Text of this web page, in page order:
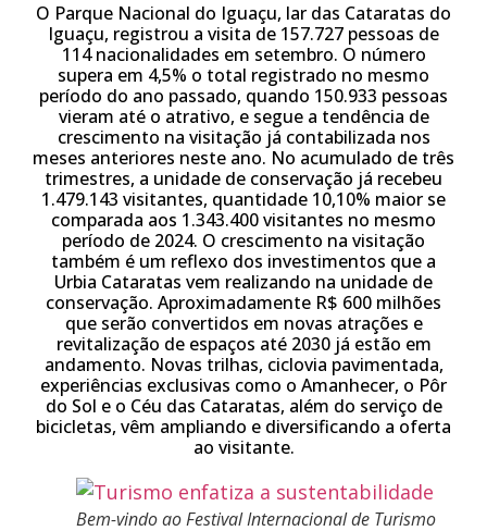
O Parque Nacional do Iguaçu, lar das Cataratas do
Iguaçu, registrou a visita de 157.727 pessoas de
114 nacionalidades em setembro. O número
supera em 4,5% o total registrado no mesmo
período do ano passado, quando 150.933 pessoas
vieram até o atrativo, e segue a tendência de
crescimento na visitação já contabilizada nos
meses anteriores neste ano. No acumulado de três
trimestres, a unidade de conservação já recebeu
1.479.143 visitantes, quantidade 10,10% maior se
comparada aos 1.343.400 visitantes no mesmo
período de 2024. O crescimento na visitação
também é um reflexo dos investimentos que a
Urbia Cataratas vem realizando na unidade de
conservação. Aproximadamente R$ 600 milhões
que serão convertidos em novas atrações e
revitalização de espaços até 2030 já estão em
andamento. Novas trilhas, ciclovia pavimentada,
experiências exclusivas como o Amanhecer, o Pôr
do Sol e o Céu das Cataratas, além do serviço de
bicicletas, vêm ampliando e diversificando a oferta
ao visitante.
Bem-vindo ao Festival Internacional de Turismo